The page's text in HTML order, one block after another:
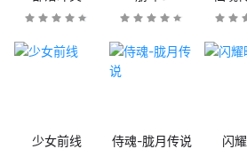
少女前线 侍魂-胧月传说 闪